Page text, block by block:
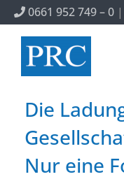
0661 952 749 – 0 |
Die
Nur eine